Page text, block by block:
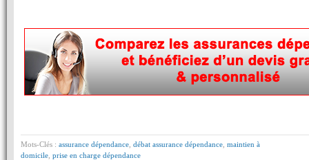
Mots-Clés : assurance dépendance débat assurance dépendance maintien à
domicile prise en charge dépendance